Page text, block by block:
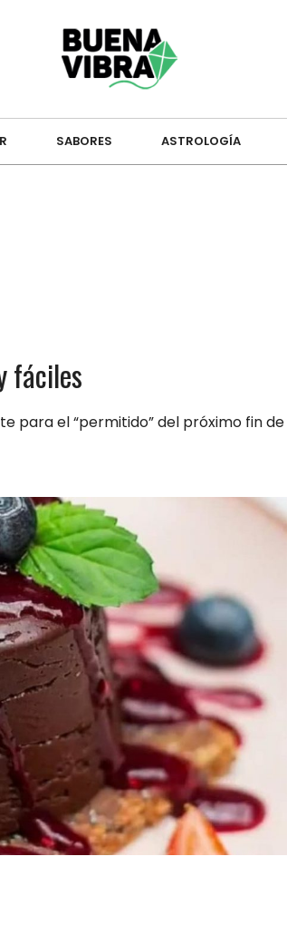
SABORES ASTROLOGÍA
fáciles
para el “permitido” del próximo fin de